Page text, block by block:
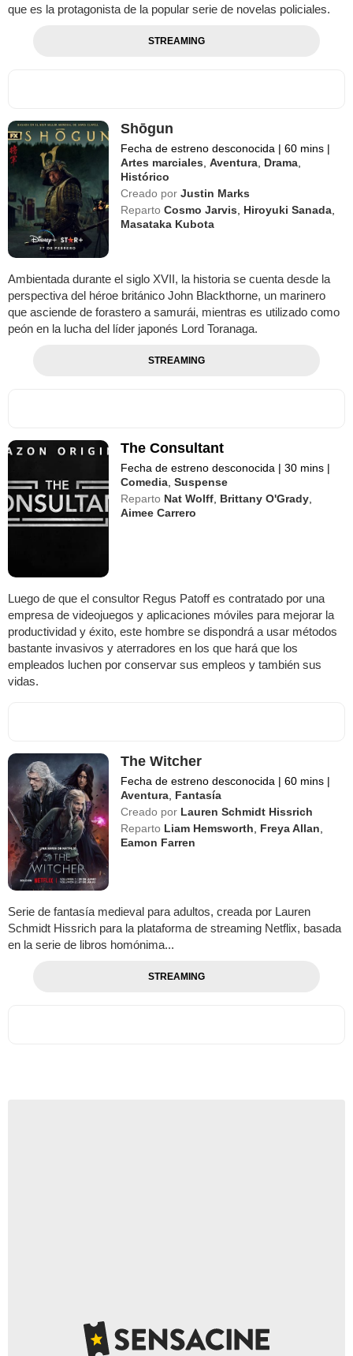
que es la protagonista de la popular serie de novelas policiales.
STREAMING
Shōgun
Fecha de estreno desconocida | 60 mins |
Artes marciales ,Aventura Drama
Histórico
Creado por Justin Marks
Reparto Cosmo Jarvis Hiroyuki Sanada
Masataka Kubota
Ambientada durante el siglo XVII, la historia se cuenta desde la
perspectiva del héroe británico John Blackthorne, un marinero
que asciende de forastero a samurái, mientras es utilizado como
peón en la lucha del líder japonés Lord Toranaga.
STREAMING
The Consultant
Fecha de estreno desconocida | 30 mins |
Comedia ,Suspense
Reparto Nat Wolff Brittany O'Grady
Aimee Carrero
Luego de que el consultor Regus Patoff es contratado por una
empresa de videojuegos y aplicaciones móviles para mejorar la
productividad y éxito, este hombre se dispondrá a usar métodos
bastante invasivos y aterradores en los que hará que los
empleados luchen por conservar sus empleos y también sus
vidas.
The Witcher
Fecha de estreno desconocida | 60 mins |
Aventura Fantasía
Creado por Lauren Schmidt Hissrich
Reparto Liam Hemsworth Freya Allan
Eamon Farren
Serie de fantasía medieval para adultos, creada por Lauren
Schmidt Hissrich para la plataforma de streaming Netflix, basada
en la serie de libros homónima...
STREAMING